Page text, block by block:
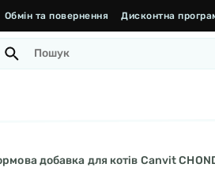
Обмін та повернення Дисконтна
добавка для котів Canvit